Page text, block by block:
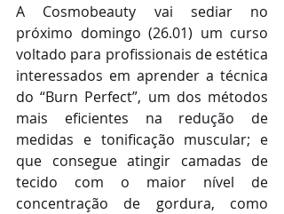
A Cosmobeauty vai sediar no
próximo domingo (26.01) um curso
voltado para profissionais de estética
interessados em aprender a técnica
do “Burn Perfect”, um dos métodos
mais eficientes na redução de
medidas e tonificação muscular; e
que consegue atingir camadas de
tecido com o maior nível de
concentração de gordura, como